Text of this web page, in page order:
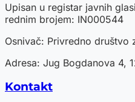
Upisan u registar javnih
rednim brojem: IN000544
Osnivač: Privredno društvo
Adresa: Jug Bogdanova 4,
Kontakt